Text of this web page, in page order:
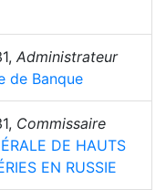
, Administrateur
de Banque
, Commissaire
DE HAUTS
EN RUSSIE